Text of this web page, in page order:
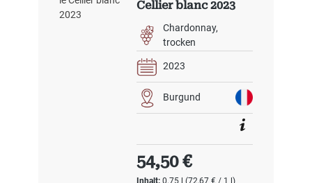
Cellier blanc 2023
Chardonnay
trocken
2023
Burgund
Inhalt:0.75 l(72,67 € / 1 l)
Regulärer Preis:
54,50 €